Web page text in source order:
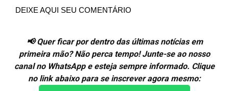
DEIXE AQUI SEU COMENTÁRIO
📢 Quer ficar por dentro das últimas notícias em
primeira mão? Não perca tempo! Junte-se ao nosso
canal no WhatsApp e esteja sempre informado. Clique
no link abaixo para se inscrever agora mesmo: